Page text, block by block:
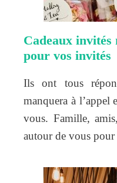
Cadeaux invités
pour vos invités
Ils ont tous
manquera à
vous. Famille,
autour de vous